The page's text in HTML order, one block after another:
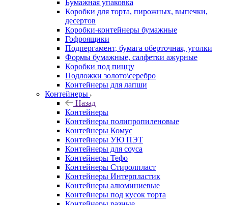
Бумажная упаковка
Коробки для торта, пирожных, выпечки,
десертов
Коробки-контейнеры бумажные
Гофроящики
Подпергамент, бумага оберточная, уголки
Формы бумажные, салфетки ажурные
Коробки под пиццу
Подложки золото\серебро
Контейнеры для лапши
Контейнеры
Назад
Контейнеры
Контейнеры полипропиленовые
Контейнеры Комус
Контейнеры УЮ ПЭТ
Контейнеры для соуса
Контейнеры Тефо
Контейнеры Стиролпласт
Контейнеры Интерпластик
Контейнеры алюминиевые
Контейнеры под кусок торта